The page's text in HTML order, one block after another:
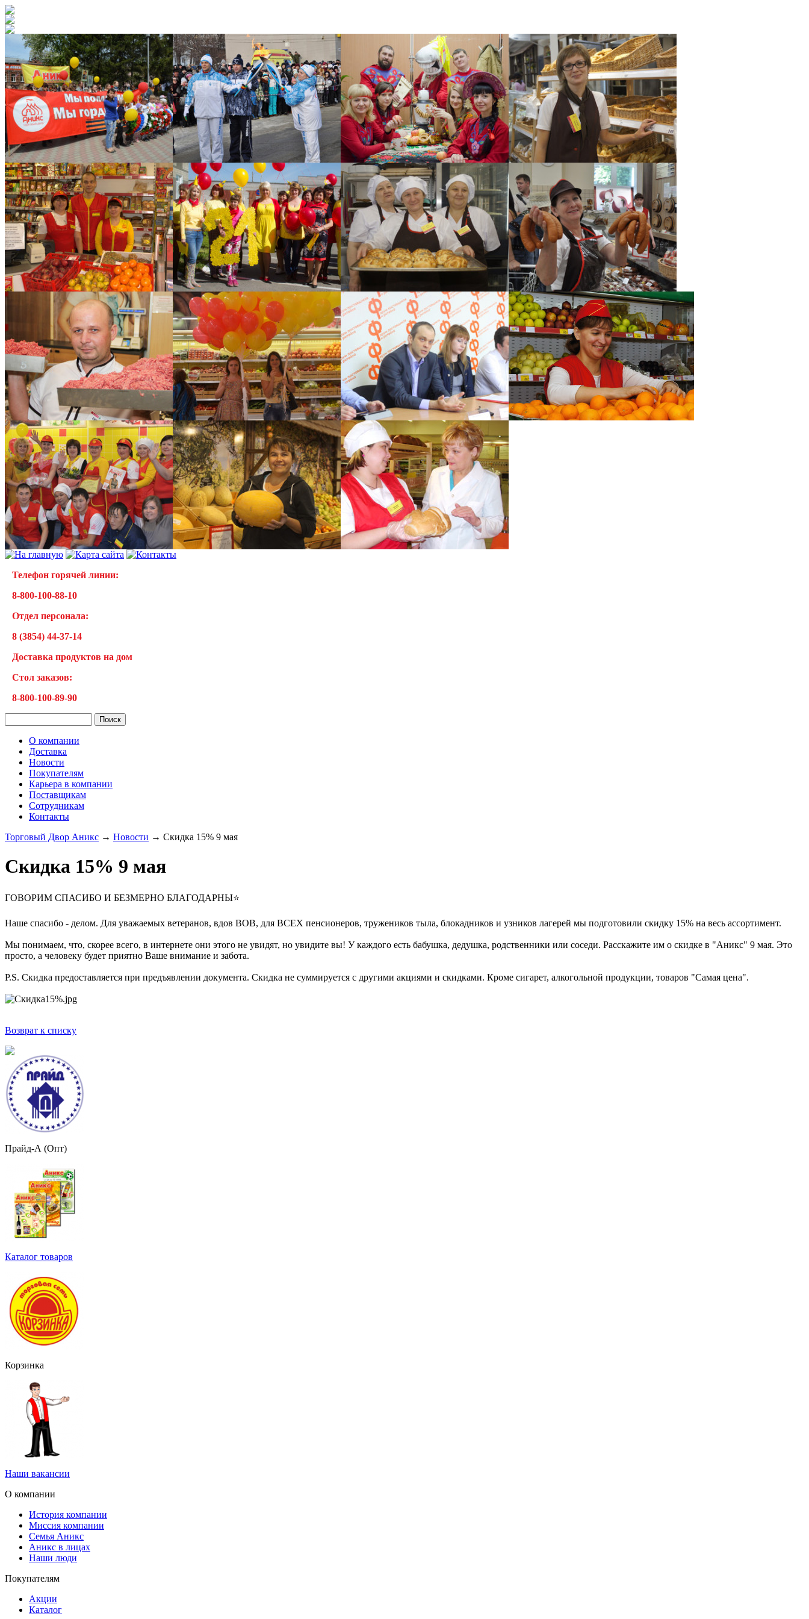
Телефон горячей линии:
8-800-100-88-10
Отдел персонала:
8 (3854) 44-37-14
Доставка продуктов на дом
Cтол заказов:
8-800-100-89-90
О компании
Доставка
Новости
Покупателям
Карьера в компании
Поставщикам
Сотрудникам
Контакты
Торговый Двор Аникс → Новости → Скидка 15% 9 мая
Скидка 15% 9 мая
ГОВОРИМ СПАСИБО И БЕЗМЕРНО БЛАГОДАРНЫ⭐
Наше спасибо - делом. Для уважаемых ветеранов, вдов ВОВ, для ВСЕХ пенсионеров, тружеников тыла, блокадников и узников лагерей мы подготовили скидку 15% на весь ассортимент.
Мы понимаем, что, скорее всего, в интернете они этого не увидят, но увидите вы! У каждого есть бабушка, дедушка, родственники или соседи. Расскажите им о скидке в "Аникс" 9 мая. Это
просто, а человеку будет приятно Ваше внимание и забота.
P.S. Скидка предоставляется при предъявлении документа. Скидка не суммируется с другими акциями и скидками. Кроме сигарет, алкогольной продукции, товаров "Самая цена".
Возврат к списку
Прайд-А (Опт)
Каталог товаров
Корзинка
Наши вакансии
О компании
История компании
Миссия компании
Семья Аникс
Аникс в лицах
Наши люди
Покупателям
Акции
Каталог